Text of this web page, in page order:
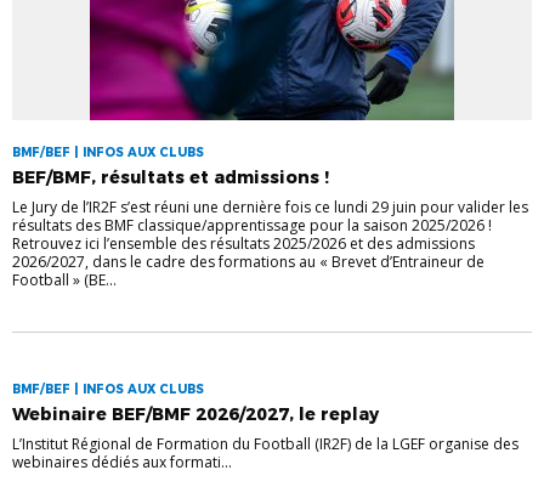
BMF/BEF | INFOS AUX CLUBS
BEF/BMF, résultats et admissions !
Le Jury de l’IR2F s’est réuni une dernière fois ce lundi 29 juin pour valider les
résultats des BMF classique/apprentissage pour la saison 2025/2026 !
Retrouvez ici l’ensemble des résultats 2025/2026 et des admissions
2026/2027, dans le cadre des formations au « Brevet d’Entraineur de
Football » (BE...
BMF/BEF | INFOS AUX CLUBS
Webinaire BEF/BMF 2026/2027, le replay
L’Institut Régional de Formation du Football (IR2F) de la LGEF organise des
webinaires dédiés aux formati...